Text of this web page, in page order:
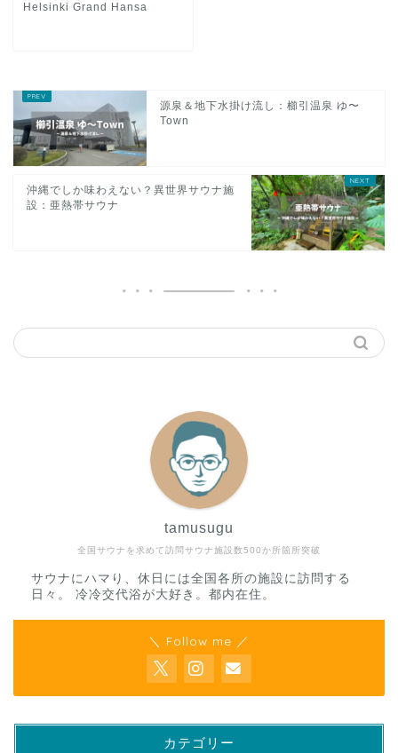
Helsinki Grand Hansa
源泉＆地下水掛け流し：櫛引温泉 ゆ〜
Town
沖縄でしか味わえない？異世界サウナ施
設：亜熱帯サウナ
全国サウナを求めて訪問サウナ施設数500か所箇所突破
tamusugu
サウナにハマり、休日には全国各所の施設に訪問する
日々。 冷冷交代浴が大好き。都内在住。
＼ Follow me ／
カテゴリー